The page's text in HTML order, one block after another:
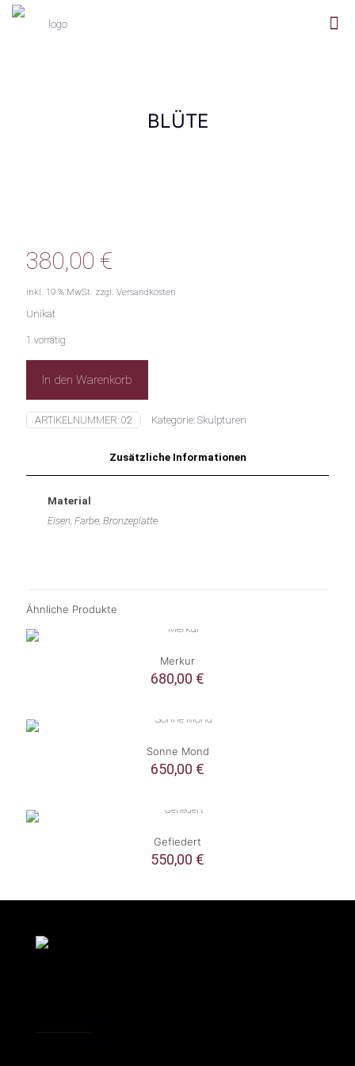
BLÜTE
380,00 €
inkl. 19 % MwSt. zzgl. Versandkosten
Unikat
1 vorrätig
In den Warenkorb
ARTIKELNUMMER: 02 Kategorie: Skulpturen
Zusätzliche Informationen
Material
Eisen, Farbe, Bronzeplatte
Ähnliche Produkte
Merkur
680,00 €
Sonne Mond
650,00 €
Gefiedert
550,00 €